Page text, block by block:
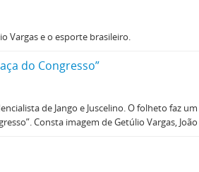
Vargas e o esporte brasileiro.
do Congresso”
de Jango e Juscelino. O folheto faz
Consta imagem de Getúlio Vargas,